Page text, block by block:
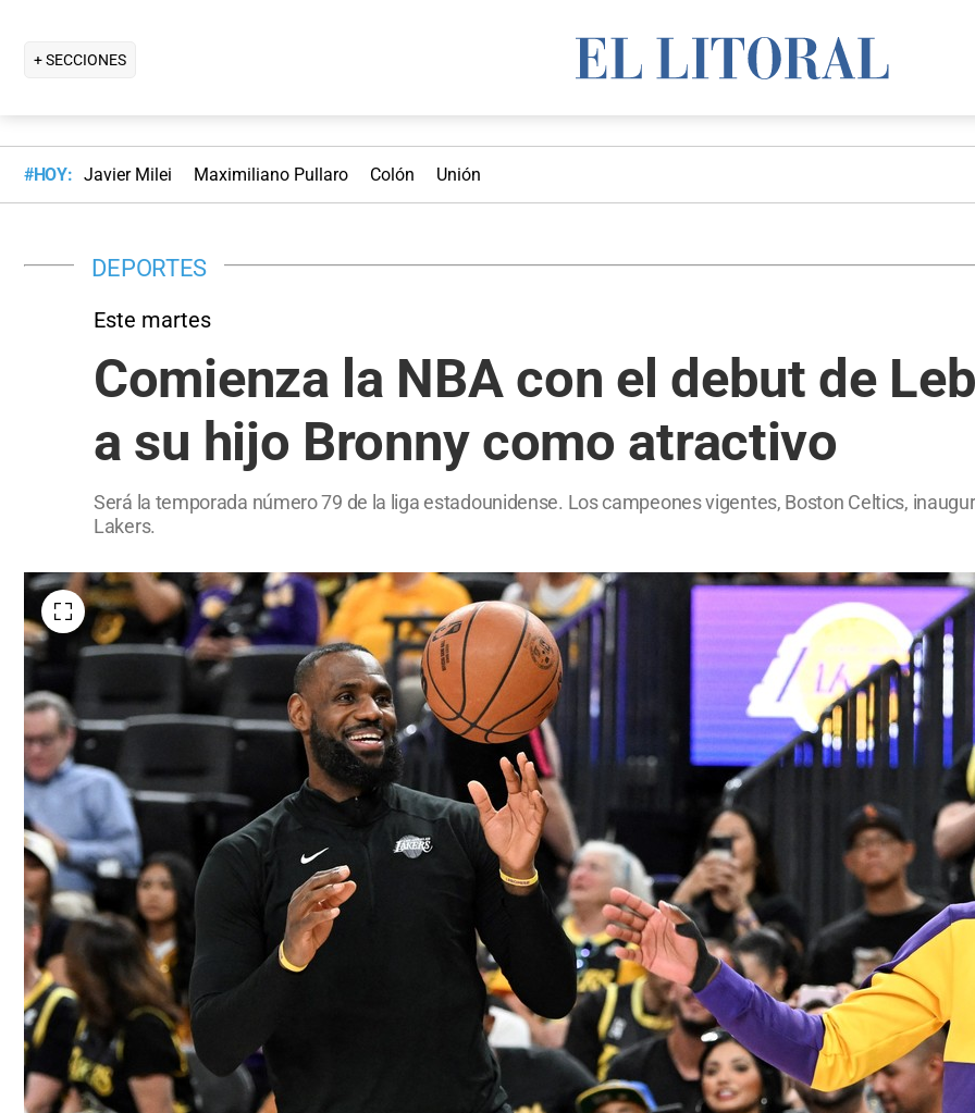
+ SECCIONES
#HOY: Javier Milei Maximiliano Pullaro Colón Unión
DEPORTES
Este martes
Comienza la NBA con el debut de
a su hijo Bronny como atractivo
Será la temporada número 79 de la liga estadounidense. Los campeones vigentes, Boston Celtics,
Lakers.